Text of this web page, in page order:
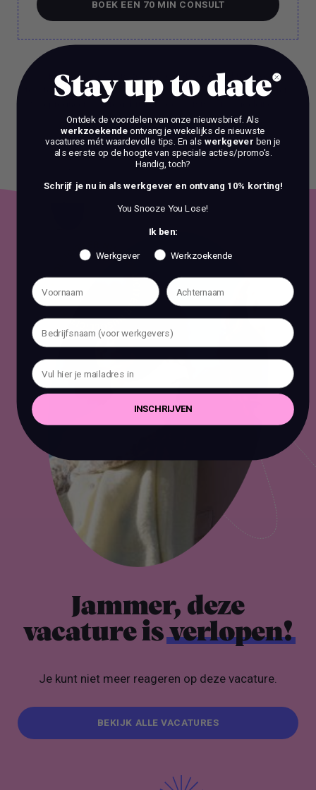
BOEK EEN 70 MIN CONSULT
BOEK EEN 70 MIN CONSULT
Het is verboden om zonder voorafgaande schriftelijke
toestemming content en informatie van deze website te kopiëren,
te reproduceren of te gebruiken voor commerciële doeleinden.
Jammer, deze
vacature isverlopen!
Je kunt niet meer reageren op deze vacature.
BEKIJK ALLE VACATURES
Stay up to date
Ontdek de voordelen van onze nieuwsbrief. Als
werkzoekendeontvang je wekelijks de nieuwste
vacatures mét waardevolle tips. En als werkgever ben je
als eerste op de hoogte van speciale acties/promo's.
Handig, toch?
Schrijf je nu in als werkgever en ontvang 10% korting!
You Snooze You Lose!
Ik ben:
Werkgever Werkzoekende
INSCHRIJVEN